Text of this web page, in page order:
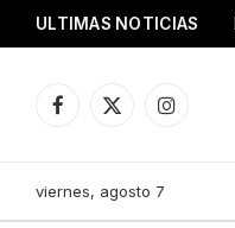
ULTIMAS NOTICIAS
Facebook
X
Instagram
viernes, agosto 7